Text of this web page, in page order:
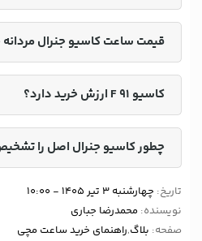
قیمت ساعت کاسیو جنرال
کاسیو F 91 ارزش خرید دارد؟
چطور کاسیو جنرال اصل را
تاریخ: چهارشنبه 3 تیر 1405 - 10:00
نویسنده: محمدرضا جباری
صفحه: بلاگ,راهنمای خرید ساعت مچی